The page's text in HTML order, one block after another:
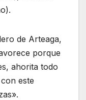
de Arteaga,
porque
ahorita todo
este